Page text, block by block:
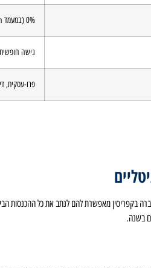
0% (במעמד Non-Dom)
גישה
פרו-עסקית,
חברה בקפריסין מאפשרת להם לנתב את כל ההכנסות
בשנה.